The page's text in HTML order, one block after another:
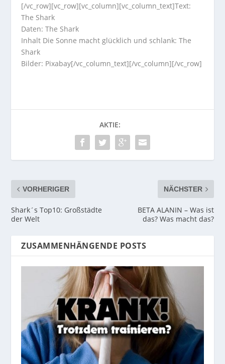
[/vc_row][vc_row][vc_column][vc_column_text]Text:
The Shark
Daten: The Shark
Inhalt Die Sonne macht glücklich und schlank: The
Shark
Bilder: Pixabay[/vc_column_text][/vc_column][/vc_row]
AKTIE:
VORHERIGER
Shark´s Top10: Großstädte
der Welt
NÄCHSTER
BETA ALANIN – Was ist
das? Was macht das?
ZUSAMMENHÄNGENDE POSTS